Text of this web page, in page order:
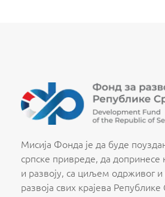
Мисија Фонда је да буде
српске привреде, да
и развоју, са циљем одрживог
развоја свих крајева Републике